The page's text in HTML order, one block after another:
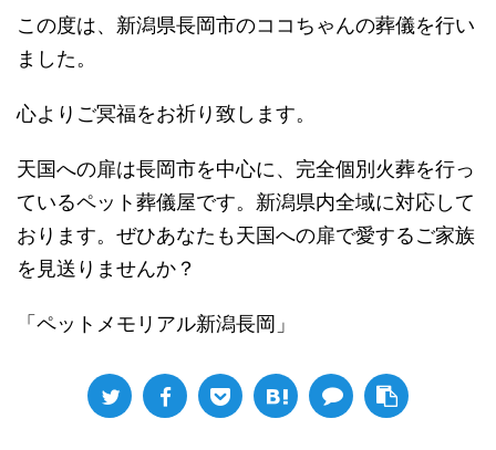
この度は、新潟県長岡市のココちゃんの葬儀を行い
ました。
心よりご冥福をお祈り致します。
天国への扉は長岡市を中心に、完全個別火葬を行っ
ているペット葬儀屋です。新潟県内全域に対応して
おります。ぜひあなたも天国への扉で愛するご家族
を見送りませんか？
「ペットメモリアル新潟長岡」